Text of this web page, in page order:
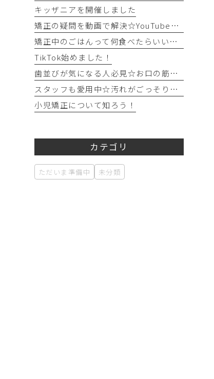
キッザニアを開催しました
矯正の疑問を動画で解決☆YouTubeチャンネルのご紹介！
矯正中のごはんって何食べたらいいの？を徹底解説！
TikTok始めました！
歯並びが気になる人必見☆お口の筋トレを始めてみよう！
スタッフも愛用中☆汚れがごっそり取れるフロアフロス！
小児矯正について知ろう！
カテゴリ
ただいま準備中 未分類